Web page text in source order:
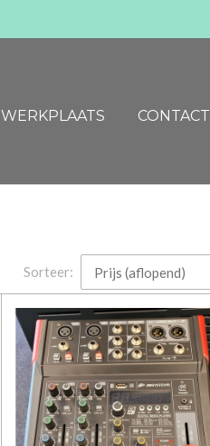
WERKPLAATS CONTACT
Sorteer: